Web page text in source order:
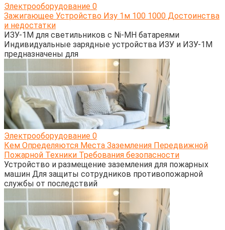
Электрооборудование 0
Зажигающее Устройство Изу 1м 100 1000 Достоинства
и недостатки
ИЗУ-1М для светильников с Ni-MH батареями
Индивидуальные зарядные устройства ИЗУ и ИЗУ-1М
предназначены для
Электрооборудование 0
Кем Определяются Места Заземления Передвижной
Пожарной Техники Требования безопасности
Устройство и размещение заземления для пожарных
машин Для защиты сотрудников противопожарной
службы от последствий